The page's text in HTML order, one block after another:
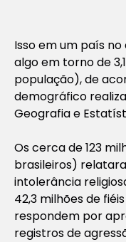
Isso em um país
algo em torno de
população), de
demográfico
Geografia e
Os cerca de 123
brasileiros)
intolerância
42,3 milhões de
respondem por
registros de